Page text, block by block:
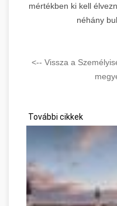
mértékben ki kell
néhány
<-- Vissza a
További cikkek